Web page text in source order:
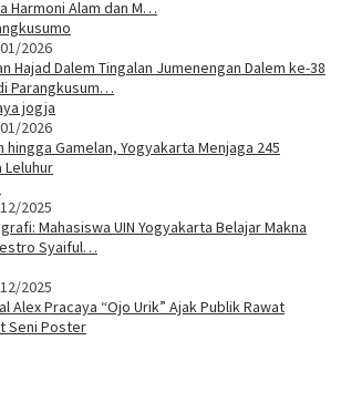
Harmoni Alam dan M…
2026
Hajad Dalem Tingalan Jumenengan Dalem ke-38
Parangkusum…
2026
hingga Gamelan, Yogyakarta Menjaga 245
Leluhur
2025
Mahasiswa UIN Yogyakarta Belajar Makna
Syaiful…
2025
Alex Pracaya “Ojo Urik” Ajak Publik Rawat
Seni Poster